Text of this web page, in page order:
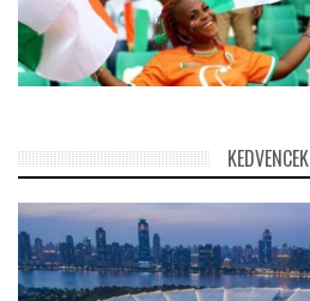
KEDVENCEK